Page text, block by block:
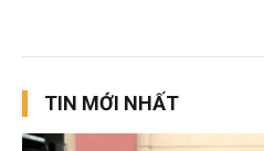
TIN MỚI NHẤT